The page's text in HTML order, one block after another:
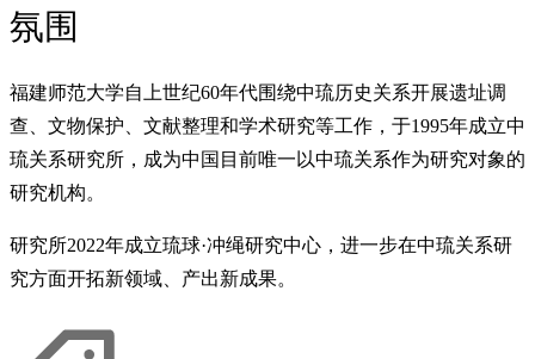
氛围
福建师范大学自上世纪60年代围绕中琉历史关系开展遗址调
查、文物保护、文献整理和学术研究等工作，于1995年成立中
琉关系研究所，成为中国目前唯一以中琉关系作为研究对象的
研究机构。
研究所2022年成立琉球·冲绳研究中心，进一步在中琉关系研
究方面开拓新领域、产出新成果。